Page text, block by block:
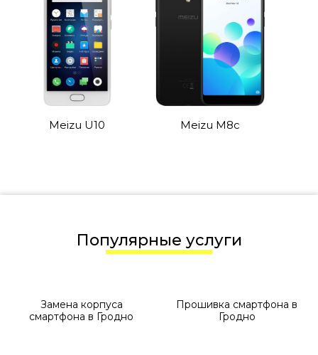
Meizu U10 Meizu M8c
Популярные услуги
Замена корпуса
смартфона в Гродно
Прошивка смартфона в
Гродно